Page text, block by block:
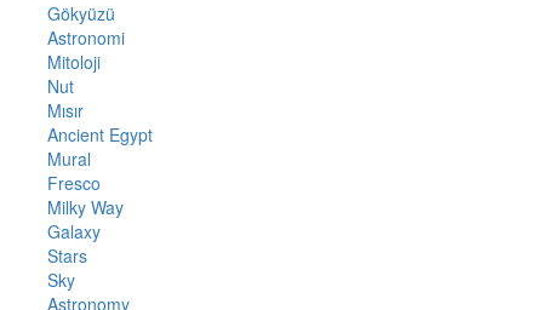
Gökyüzü
Astronomi
Mitoloji
Nut
Mısır
Ancient Egypt
Mural
Fresco
Milky Way
Galaxy
Stars
Sky
Astronomy